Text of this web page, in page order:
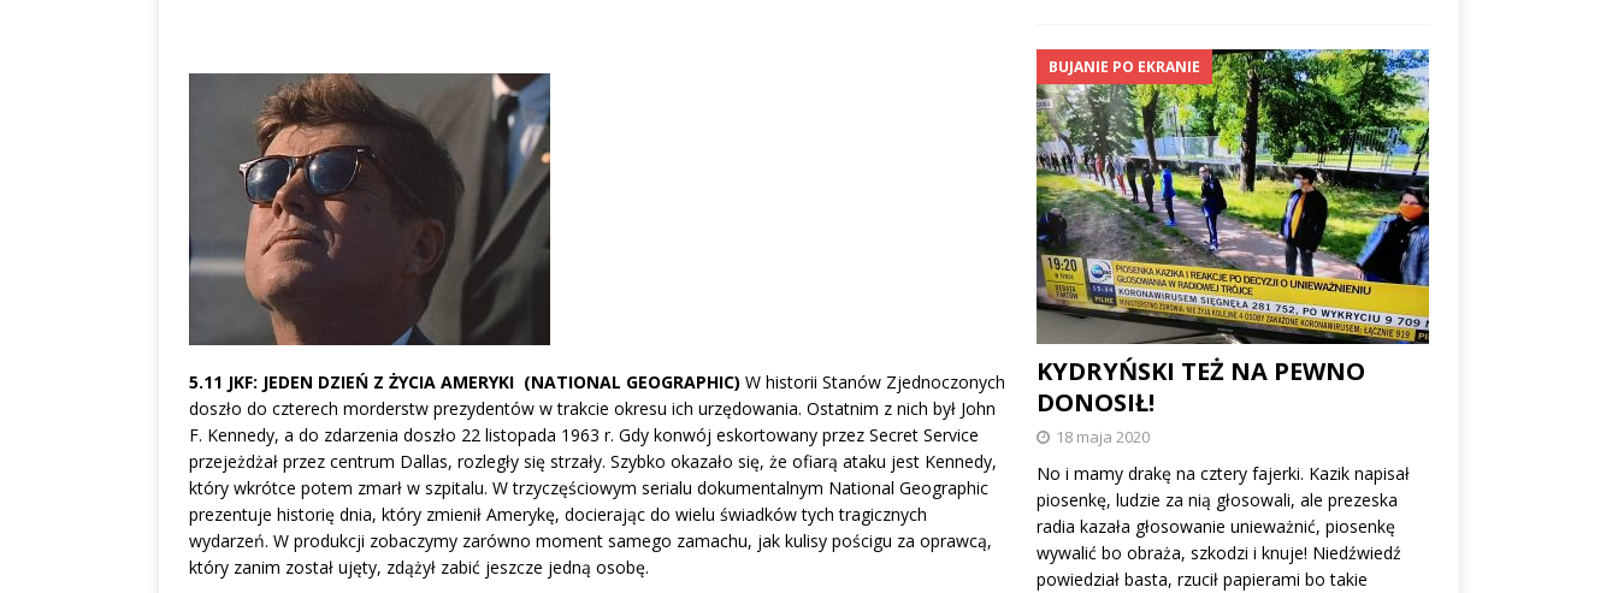
5.11 JKF: JEDEN DZIEŃ Z ŻYCIA AMERYKI (NATIONAL GEOGRAPHIC) W historii Stanów Zjednoczonych
doszło do czterech morderstw prezydentów w trakcie okresu ich urzędowania. Ostatnim z nich był John
F. Kennedy, a do zdarzenia doszło 22 listopada 1963 r. Gdy konwój eskortowany przez Secret Service
przejeżdżał przez centrum Dallas, rozległy się strzały. Szybko okazało się, że ofiarą ataku jest Kennedy,
który wkrótce potem zmarł w szpitalu. W trzyczęściowym serialu dokumentalnym National Geographic
prezentuje historię dnia, który zmienił Amerykę, docierając do wielu świadków tych tragicznych
wydarzeń. W produkcji zobaczymy zarówno moment samego zamachu, jak kulisy pościgu za oprawcą,
który zanim został ujęty, zdążył zabić jeszcze jedną osobę.
BUJANIE PO EKRANIE
KYDRYŃSKI TEŻ NA PEWNO
DONOSIŁ!
18 maja 2020
No i mamy drakę na cztery fajerki. Kazik napisał
piosenkę, ludzie za nią głosowali, ale prezeska
radia kazała głosowanie unieważnić, piosenkę
wywalić bo obraża, szkodzi i knuje! Niedźwiedź
powiedział basta, rzucił papierami bo takie